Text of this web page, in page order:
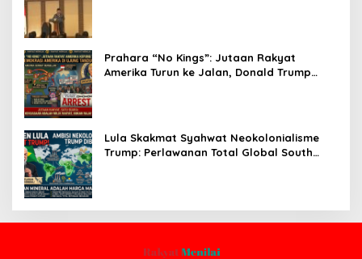
Prahara “No Kings”: Jutaan Rakyat
Amerika Turun ke Jalan, Donald Trump
Lula Skakmat Syahwat Neokolonialisme
Trump: Perlawanan Total Global South